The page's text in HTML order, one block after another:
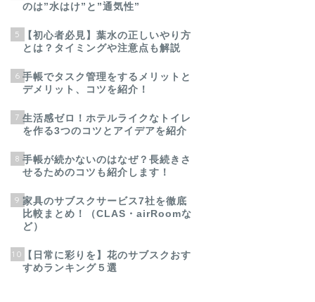
のは”水はけ”と”通気性”
5
【初心者必見】葉水の正しいやり方
とは？タイミングや注意点も解説
6 手帳でタスク管理をするメリットと
デメリット、コツを紹介！
7 生活感ゼロ！ホテルライクなトイレ
を作る3つのコツとアイデアを紹介
8 手帳が続かないのはなぜ？長続きさ
せるためのコツも紹介します！
9 家具のサブスクサービス7社を徹底
比較まとめ！（CLAS・airRoomな
ど）
10
【日常に彩りを】花のサブスクおす
すめランキング５選